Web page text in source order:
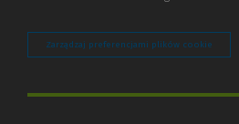
Zarządzaj preferencjami plików cookie